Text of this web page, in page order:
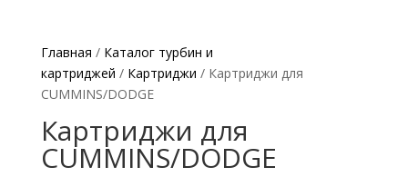
Главная / Каталог турбин и
картриджей / Картриджи / Картриджи для
CUMMINS/DODGE
Картриджи для
CUMMINS/DODGE